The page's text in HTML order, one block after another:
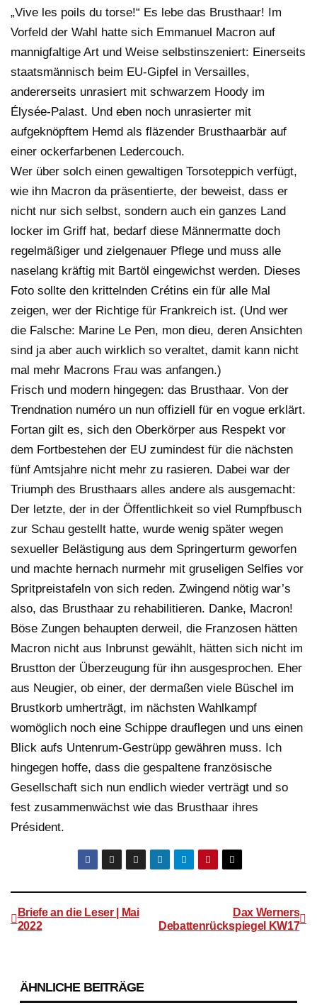
„Vive les poils du torse!“ Es lebe das Brusthaar! Im
Vorfeld der Wahl hatte sich Emmanuel Macron auf
mannigfaltige Art und Weise selbstinszeniert: Einerseits
staatsmännisch beim EU-Gipfel in Versailles,
andererseits unrasiert mit schwarzem Hoody im
Élysée-Palast. Und eben noch unrasierter mit
aufgeknöpftem Hemd als fläzender Brusthaarbär auf
einer ockerfarbenen Ledercouch.
Wer über solch einen gewaltigen Torsoteppich verfügt,
wie ihn Macron da präsentierte, der beweist, dass er
nicht nur sich selbst, sondern auch ein ganzes Land
locker im Griff hat, bedarf diese Männermatte doch
regelmäßiger und zielgenauer Pflege und muss alle
naselang kräftig mit Bartöl eingewichst werden. Dieses
Foto sollte den krittelnden Crétins ein für alle Mal
zeigen, wer der Richtige für Frankreich ist. (Und wer
die Falsche: Marine Le Pen, mon dieu, deren Ansichten
sind ja aber auch wirklich so veraltet, damit kann nicht
mal mehr Macrons Frau was anfangen.)
Frisch und modern hingegen: das Brusthaar. Von der
Trendnation numéro un nun offiziell für en vogue erklärt.
Fortan gilt es, sich den Oberkörper aus Respekt vor
dem Fortbestehen der EU zumindest für die nächsten
fünf Amtsjahre nicht mehr zu rasieren. Dabei war der
Triumph des Brusthaars alles andere als ausgemacht:
Der letzte, der in der Öffentlichkeit so viel Rumpfbusch
zur Schau gestellt hatte, wurde wenig später wegen
sexueller Belästigung aus dem Springerturm geworfen
und machte hernach nurmehr mit gruseligen Selfies vor
Spritpreistafeln von sich reden. Zwingend nötig war’s
also, das Brusthaar zu rehabilitieren. Danke, Macron!
Böse Zungen behaupten derweil, die Franzosen hätten
Macron nicht aus Inbrunst gewählt, hätten sich nicht im
Brustton der Überzeugung für ihn ausgesprochen. Eher
aus Neugier, ob einer, der dermaßen viele Büschel im
Brustkorb umherträgt, im nächsten Wahlkampf
womöglich noch eine Schippe drauflegen und uns einen
Blick aufs Untenrum-Gestrüpp gewähren muss. Ich
hingegen hoffe, dass die gespaltene französische
Gesellschaft sich nun endlich wieder verträgt und so
fest zusammenwächst wie das Brusthaar ihres
Président.
Dax Werners
Debattenrückspiegel KW17
Briefe an die Leser | Mai
2022
ÄHNLICHE BEITRÄGE